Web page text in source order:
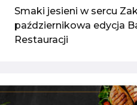
Smaki jesieni w sercu
październikowa edycja
Restauracji